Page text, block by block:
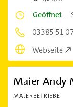
Geöffnet –
03385 51
Webseite
Maier Andy
MALERBETRIEBE